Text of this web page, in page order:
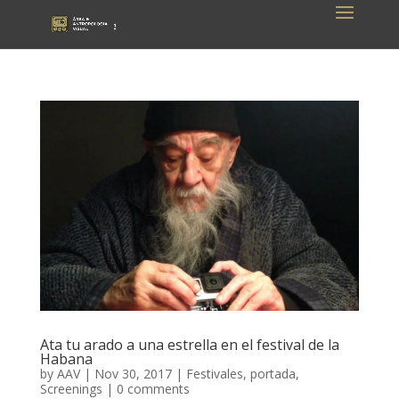
Ata tu arado a una estrella en el festival de la
Habana
by AAV| Nov 30, 2017| Festivales, portada,
Screenings | 0 comments